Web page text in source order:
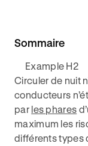
Sommaire
Example H2
Circuler de nuit
conducteurs
par les phares
maximum les
différents types